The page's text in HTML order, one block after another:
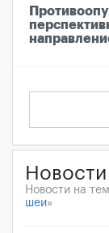
Новости
Новости на
шеи»